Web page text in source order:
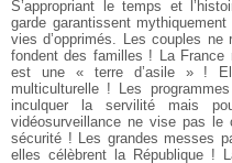
S’appropriant le temps et
garde garantissent
vies d’opprimés. Les couples
fondent des familles ! La France
est une « terre d’asile » !
multiculturelle ! Les
inculquer la servilité mais
vidéosurveillance ne vise pas
sécurité ! Les grandes messes
elles célèbrent la République !